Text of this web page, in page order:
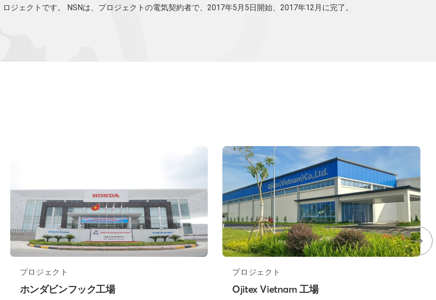
ロジェクトです。 NSNは、プロジェクトの電気契約者で、2017年5月5日開始、2017年12月に完了。
プロジェクト
ホンダビンフック工場
プロジェクト
Ojitex Vietnam 工場